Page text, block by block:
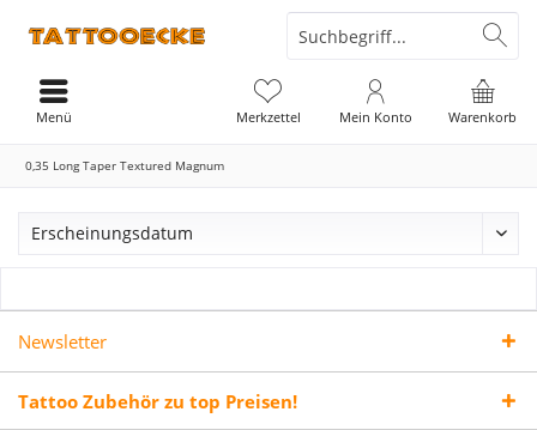
Warenkorb
Merkzettel Mein Konto
Menü
0,35 Long Taper Textured Magnum
Newsletter
Tattoo Zubehör zu top Preisen!